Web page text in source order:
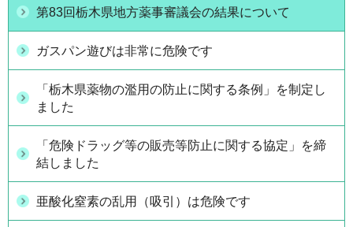
第83回栃木県地方薬事審議会の結果について
ガスパン遊びは非常に危険です
「栃木県薬物の濫用の防止に関する条例」を制定し
ました
「危険ドラッグ等の販売等防止に関する協定」を締
結しました
亜酸化窒素の乱用（吸引）は危険です